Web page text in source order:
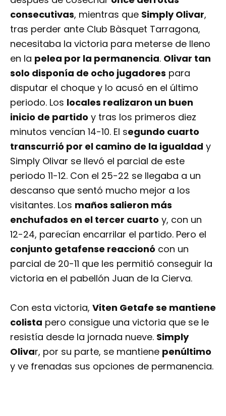
necesitaba la victoria para meterse de lleno
en la pelea por la permanencia.Olivar tan
solo disponía de ocho jugadorespara
disputar el choque y lo acusó en el último
periodo. Loslocales realizaron un buen
inicio de partido y tras los primeros diez
minutos vencían 14-10. El segundo cuarto
transcurrió por el camino de la igualdad
Simply Olivar se llevó el parcial de este
periodo 11-12. Con el 25-22 se llegaba a un
descanso que sentó mucho mejor a los
visitantes. Los maños salieron más
enchufados en el tercer cuartoy, con un
12-24, parecían encarrilar el partido. Pero el
conjunto getafense reaccionócon un
parcial de 20-11 que les permitió conseguir la
victoria en el pabellón Juan de la Cierva.
Con esta victoria,Viten Getafe se mantiene
colistapero consigue una victoria que se le
Olivar, por su parte, se mantienepenúltimo
y ve frenadas sus opciones de permanencia.